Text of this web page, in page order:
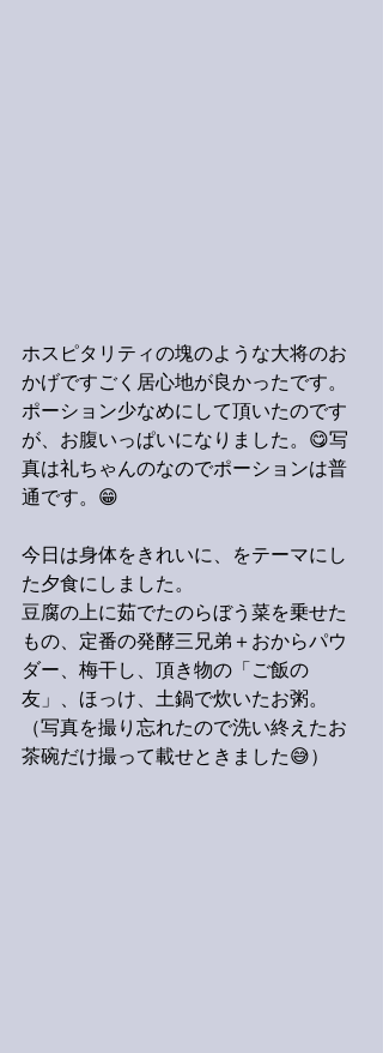
ホスピタリティの塊のような大将のお
かげですごく居心地が良かったです。
ポーション少なめにして頂いたのです
が、お腹いっぱいになりました。😋写
真は礼ちゃんのなのでポーションは普
通です。😁
今日は身体をきれいに、をテーマにし
た夕食にしました。
豆腐の上に茹でたのらぼう菜を乗せた
もの、定番の発酵三兄弟＋おからパウ
ダー、梅干し、頂き物の「ご飯の
友」、ほっけ、土鍋で炊いたお粥。
（写真を撮り忘れたので洗い終えたお
茶碗だけ撮って載せときました😅）